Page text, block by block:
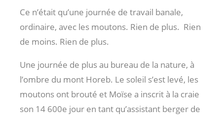
Ce n’était qu’une journée de travail banale,
ordinaire, avec les moutons. Rien de plus. Rien
de moins. Rien de plus.
Une journée de plus au bureau de la nature, à
l’ombre du mont Horeb. Le soleil s’est levé, les
moutons ont brouté et Moïse a inscrit à la craie
son 14 600e jour en tant qu’assistant berger de